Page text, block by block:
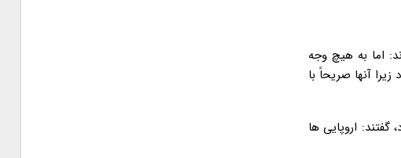
اما به هیچ وجه
آنها صریحاً با
اروپایی ها